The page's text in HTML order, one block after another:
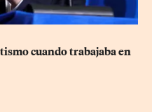
cuando trabajaba en